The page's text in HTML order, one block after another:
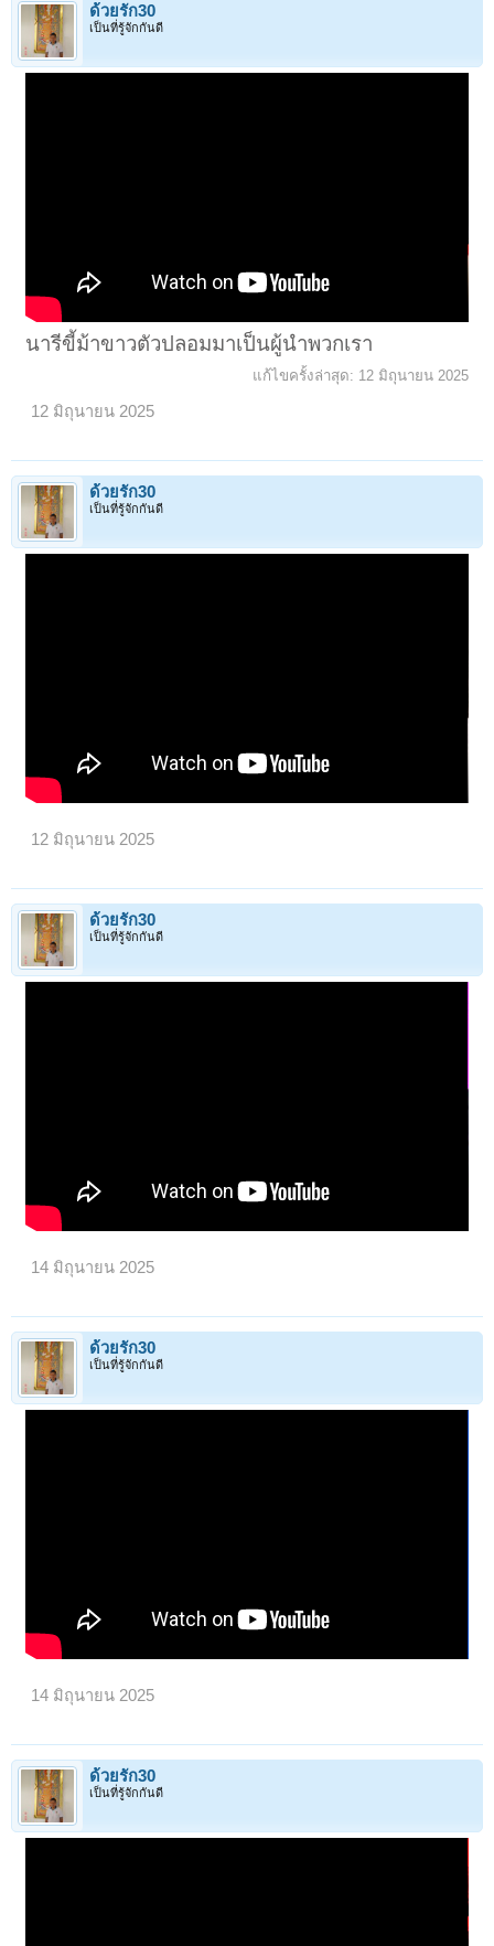
ด้วยรัก30
เป็นที่รู้จักกันดี
นารีขี้ม้าขาวตัวปลอมมาเป็นผู้นำพวกเรา
แก้ไขครั้งล่าสุด: 12 มิถุนายน 2025
12 มิถุนายน 2025
ด้วยรัก30
เป็นที่รู้จักกันดี
12 มิถุนายน 2025
ด้วยรัก30
เป็นที่รู้จักกันดี
14 มิถุนายน 2025
ด้วยรัก30
เป็นที่รู้จักกันดี
14 มิถุนายน 2025
ด้วยรัก30
เป็นที่รู้จักกันดี
< ย้อนกลับ 1 ← 91